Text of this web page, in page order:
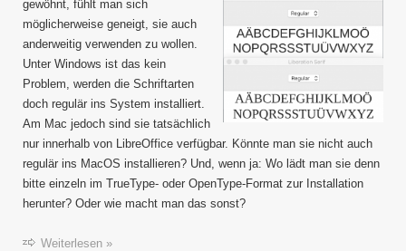
gewöhnt, fühlt man sich
möglicherweise geneigt, sie auch
anderweitig verwenden zu wollen.
Unter Windows ist das kein
Problem, werden die Schriftarten
doch regulär ins System installiert.
Am Mac jedoch sind sie tatsächlich
nur innerhalb von LibreOffice verfügbar. Könnte man sie nicht auch
regulär ins MacOS installieren? Und, wenn ja: Wo lädt man sie denn
bitte einzeln im TrueType- oder OpenType-Format zur Installation
herunter? Oder wie macht man das sonst?
Weiterlesen »